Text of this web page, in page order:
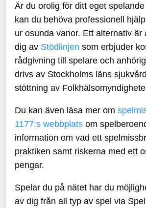
Är du orolig för ditt eget
kan du behöva professionell
ur osunda vanor. Ett alternativ är
dig av Stödlinjen som erbjuder
rådgivning till spelare och
drivs av Stockholms läns
stöttning av
Du kan även läsa mer om
1177:s webbplats om
information om vad ett
praktiken samt riskerna med ett
pengar.
Spelar du på nätet har du
av dig från all typ av spel via